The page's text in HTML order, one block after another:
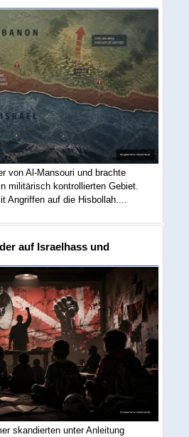
von Al-Mansouri und brachte
militärisch kontrollierten Gebiet.
Angriffen auf die Hisbollah....
auf Israelhass und
skandierten unter Anleitung